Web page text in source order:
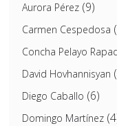
Aurora Pérez(9)
Carmen Cespedosa
Concha Pelayo
David Hovhannisyan
Diego Caballo (6)
Domingo Martínez